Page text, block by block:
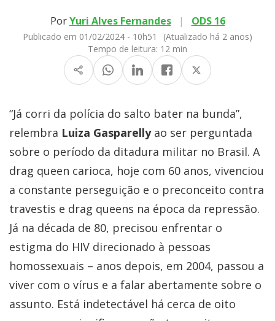
PorYuri Alves Fernandes | ODS 16
Publicado em 01/02/2024 - 10h51
(Atualizado há 2 anos)
Tempo de leitura: 12 min
“Já corri da polícia do salto bater na bunda”,
relembra Luiza Gasparellyao ser perguntada
sobre o período da ditadura militar no Brasil. A
drag queen carioca, hoje com 60 anos, vivenciou
a constante perseguição e o preconceito contra
travestis e drag queens na época da repressão.
Já na década de 80, precisou enfrentar o
estigma do HIV direcionado à pessoas
homossexuais – anos depois, em 2004, passou a
viver com o vírus e a falar abertamente sobre o
assunto. Está indetectável há cerca de oito